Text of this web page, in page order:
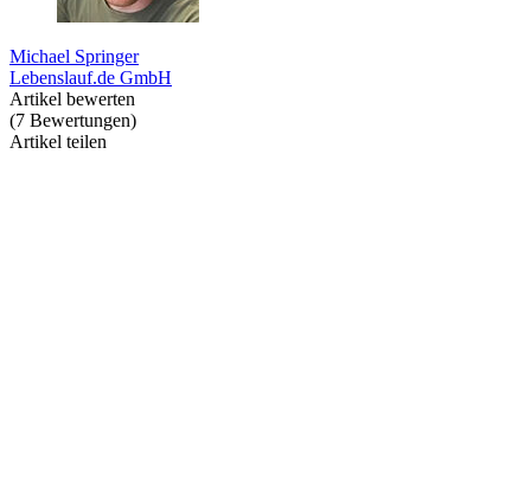
Michael Springer
Lebenslauf.de GmbH
Artikel bewerten
(7 Bewertungen)
Artikel teilen